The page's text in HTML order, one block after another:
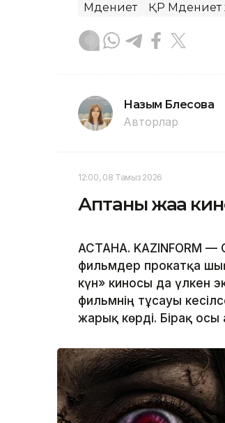
Мәдениет ҚР Мәдениет
Назым Бөлесова
Авторлар
12:00, 08 Тамыз 2026
Аптаның жаңа
АСТАНА. KAZINFORM —
фильмдер прокатқа
күн» киносы да үлкен
фильмнің тұсауы
жарық көрді. Бірақ